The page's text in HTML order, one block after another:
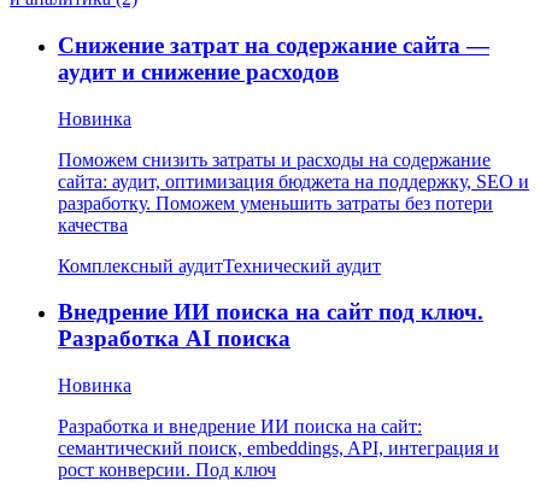
Снижение затрат на содержание сайта —
аудит и снижение расходов
Новинка
Поможем снизить затраты и расходы на содержание
сайта: аудит, оптимизация бюджета на поддержку, SEO и
разработку. Поможем уменьшить затраты без потери
качества
Комплексный аудитТехнический аудит
Внедрение ИИ поиска на сайт под ключ.
Разработка AI поиска
Новинка
Разработка и внедрение ИИ поиска на сайт:
семантический поиск, embeddings, API, интеграция и
рост конверсии. Под ключ